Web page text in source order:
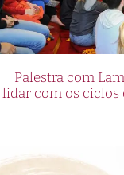
Palestra com
lidar com os ciclos